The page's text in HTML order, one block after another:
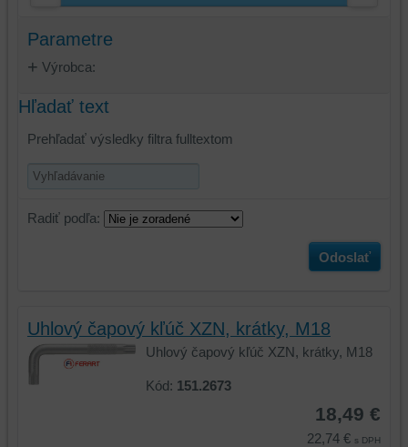
Parametre
Výrobca:
Hľadať text
Prehľadať výsledky filtra fulltextom
Radiť podľa:
Odoslať
Uhlový čapový kľúč XZN, krátky, M18
Uhlový čapový kľúč XZN, krátky, M18
Kód: 151.2673
18,49 €
22,74 € s DPH